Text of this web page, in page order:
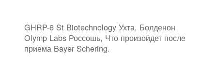
GHRP-6 St Biotechnology Ухта, Болденон
Olymp Labs Россошь, Что произойдет после
приема Bayer Schering.